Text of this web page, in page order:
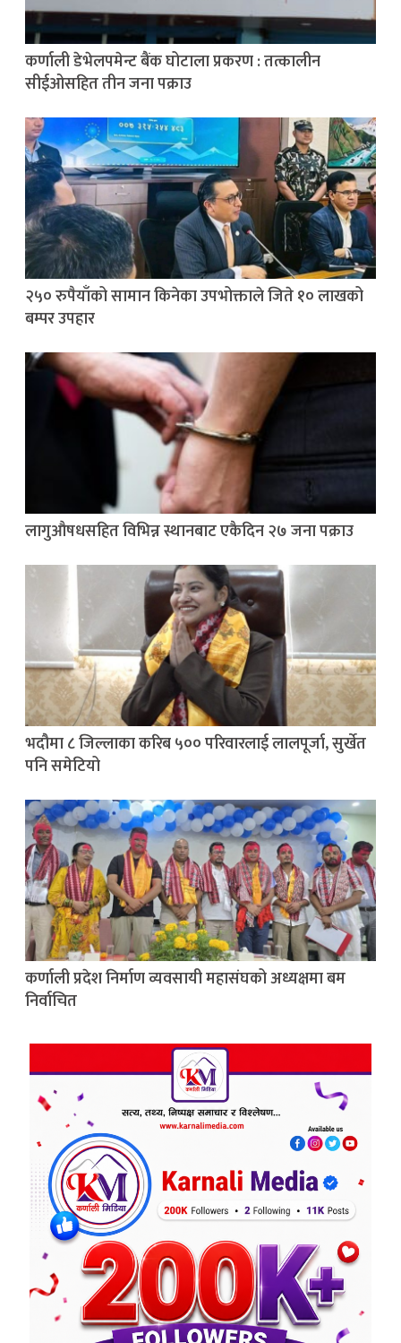
कर्णाली डेभेलपमेन्ट बैंक घोटाला प्रकरण : तत्कालीन
सीईओसहित तीन जना पक्राउ
२५० रुपैयाँको सामान किनेका उपभोक्ताले जिते १० लाखको
बम्पर उपहार
लागुऔषधसहित विभिन्न स्थानबाट एकैदिन २७ जना पक्राउ
भदौमा ८ जिल्लाका करिब ५०० परिवारलाई लालपूर्जा, सुर्खेत
पनि समेटियो
कर्णाली प्रदेश निर्माण व्यवसायी महासंघको अध्यक्षमा बम
निर्वाचित